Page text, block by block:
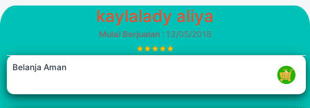
kaylalady aliya
Mulai Berjualan: 13/05/2018
Belanja Aman